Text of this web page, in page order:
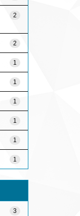
2
2
1
1
1
1
1
1
3